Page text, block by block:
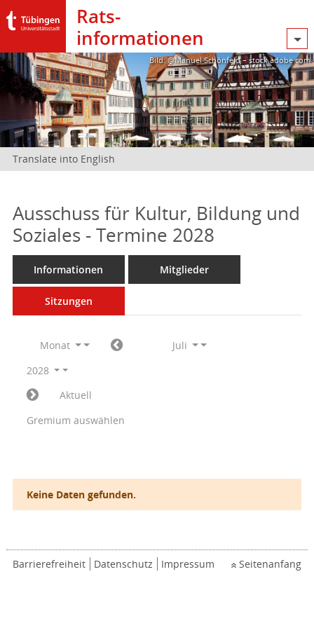
Rats­
informationen
Bild: @Manuel Schönfeld – stock.adobe.com
Translate into English
Ausschuss für Kultur, Bildung und
Soziales - Termine 2028
Informationen Mitglieder
Sitzungen
Monat
Juli
2028
Aktuell
Gremium auswählen
Keine Daten gefunden.
Barrierefreiheit Datenschutz Impressum Seitenanfang